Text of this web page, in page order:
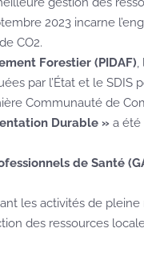
2023 incarne
CO2.
Forestier (PIDAF),
par l’État et le SDIS
Communauté de
Durable » a été
de Santé
les activités de
des ressources